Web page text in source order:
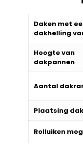
Daken met
dakhelling
Hoogte van
dakpannen
Aantal
Plaatsing
Rolluiken